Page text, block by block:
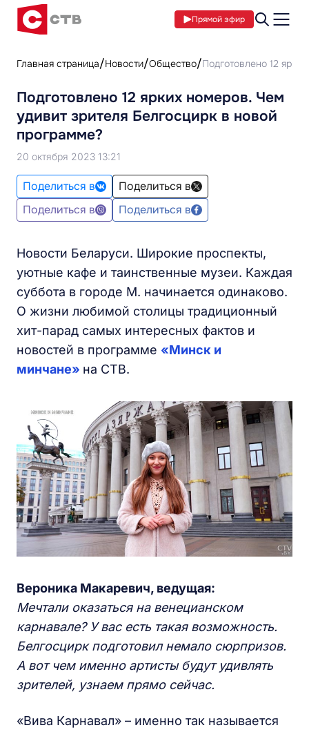
Прямой эфир
Главная страница Новости Общество Подготовлено 12
Подготовлено 12 ярких номеров. Чем
удивит зрителя Белгосцирк в новой
программе?
20 октября 2023 13:21
Поделиться в
Поделиться в
Поделиться в
Поделиться в
Новости Беларуси. Широкие проспекты,
уютные кафе и таинственные музеи. Каждая
суббота в городе М. начинается одинаково.
О жизни любимой столицы традиционный
хит-парад самых интересных фактов и
новостей в программе «Минск и
минчане» на СТВ.
Вероника Макаревич, ведущая:
Мечтали оказаться на венецианском
карнавале? У вас есть такая возможность.
Белгосцирк подготовил немало сюрпризов.
А вот чем именно артисты будут удивлять
зрителей, узнаем прямо сейчас.
«Вива Карнавал» – именно так называется